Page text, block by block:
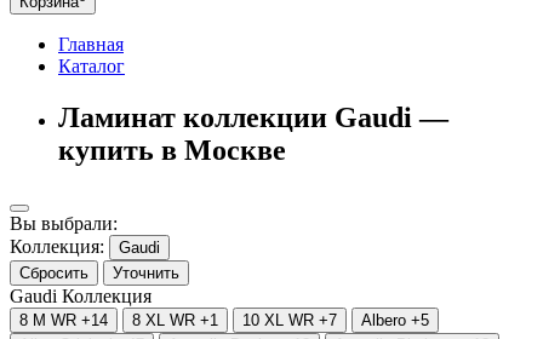
Главная
Каталог
Ламинат коллекции Gaudi —
купить в Москве
Вы выбрали:
Коллекция:
Gaudi
Сбросить
Уточнить
Gaudi Коллекция
8 M WR +14 8 XL WR +1 10 XL WR +7 Albero +5